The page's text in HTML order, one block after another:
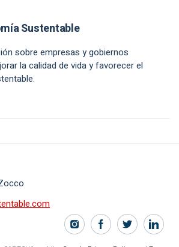
Sustentable
sobre empresas y gobiernos
la calidad de vida y favorecer el